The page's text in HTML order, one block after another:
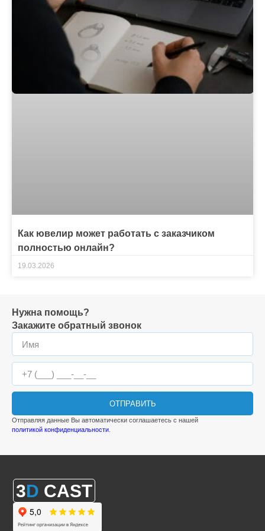
Как ювелир может работать с заказчиком
полностью онлайн?
19.03.2026
Нужна помощь?
Закажите обратный звонок
ОТПРАВИТЬ
Отправляя данные Вы автоматически соглашаетесь с нашей
политикой конфиденциальности
3D CAST